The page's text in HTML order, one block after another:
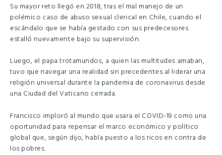
Su mayor reto llegó en 2018, tras el mal manejo de un
polémico caso de abuso sexual clerical en Chile, cuando el
escándalo que se había gestado con sus predecesores
estalló nuevamente bajo su supervisión.
Luego, el papa trotamundos, a quien las multitudes amaban,
tuvo que navegar una realidad sin precedentes al liderar una
religión universal durante la pandemia de coronavirus desde
una Ciudad del Vaticano cerrada.
Francisco imploró al mundo que usara el COVID-19 como una
oportunidad para repensar el marco económico y político
global que, según dijo, había puesto a los ricos en contra de
los pobres.